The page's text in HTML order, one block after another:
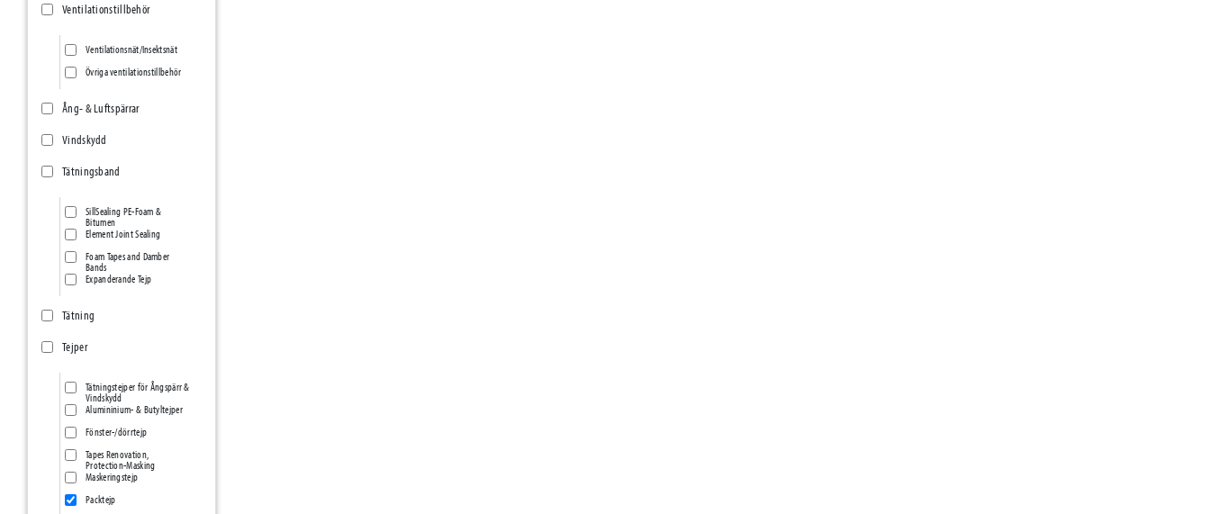
Ventilationstillbehör
Ventilationsnät/Insektsnät
Övriga ventilationstillbehör
Ång- & Luftspärrar
Vindskydd
Tätningsband
SillSealing PE-Foam &
Bitumen
Element Joint Sealing
Foam Tapes and Damber
Bands
Expanderande Tejp
Tätning
Tejper
Tätningstejper för Ångspärr &
Vindskydd
Alumininium- & Butyltejper
Fönster-/dörrtejp
Tapes Renovation,
Protection-Masking
Maskeringstejp
Packtejp